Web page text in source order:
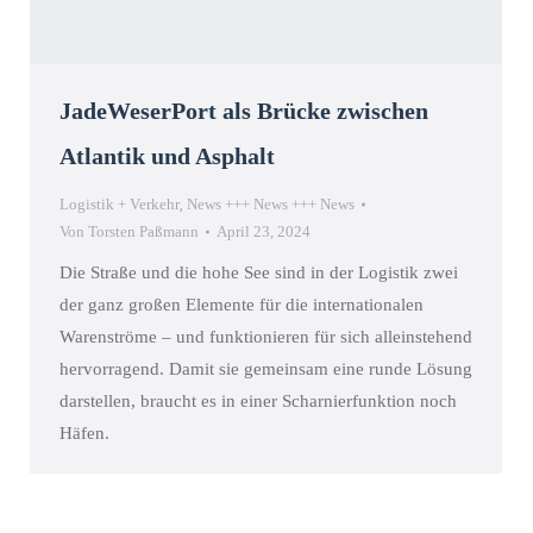
JadeWeserPort als Brücke zwischen
Atlantik und Asphalt
Logistik + Verkehr, News +++ News +++ News
Von Torsten Paßmann April 23, 2024
Die Straße und die hohe See sind in der Logistik zwei
der ganz großen Elemente für die internationalen
Warenströme – und funktionieren für sich alleinstehend
hervorragend. Damit sie gemeinsam eine runde Lösung
darstellen, braucht es in einer Scharnierfunktion noch
Häfen.